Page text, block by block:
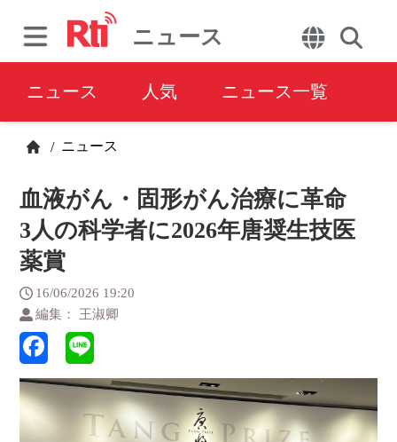
ニュース
ニュース 人気 ニュース一覧
/ ニュース
血液がん・固形がん治療に革命
3人の科学者に2026年唐奨生技医
薬賞
16/06/2026 19:20
編集： 王淑卿